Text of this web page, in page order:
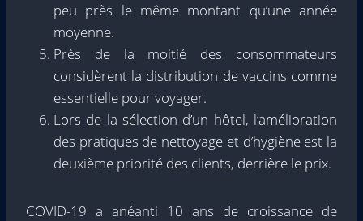
peu près le même montant qu’une année
moyenne.
Près de la moitié des consommateurs
considèrent la distribution de vaccins comme
essentielle pour voyager.
Lors de la sélection d’un hôtel, l’amélioration
des pratiques de nettoyage et d’hygiène est la
deuxième priorité des clients, derrière le prix.
COVID-19 a anéanti 10 ans de croissance de